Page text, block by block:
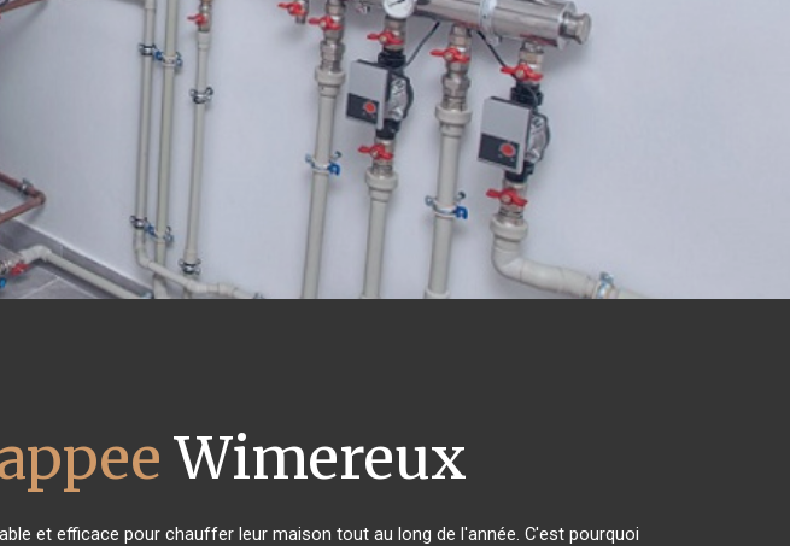
Wimereux
et efficace pour chauffer leur maison tout au long de l'année. C'est pourquoi